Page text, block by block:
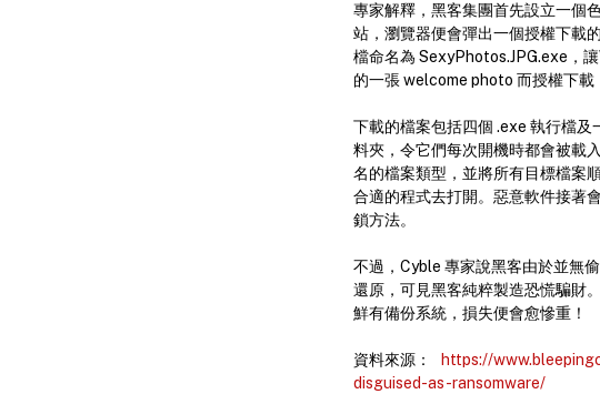
專家解釋，黑客集團首先設立一個
站，瀏覽器便會彈出一個授權下載
檔命名為 SexyPhotos.JPG.exe，
的一張 welcome photo 而授權下載
下載的檔案包括四個 .exe 執行檔
料夾，令它們每次開機時都會被載
名的檔案類型，並將所有目標檔案
合適的程式去打開。惡意軟件接著
鎖方法。
不過，Cyble 專家說黑客由於並無
還原，可見黑客純粹製造恐慌騙財
鮮有備份系統，損失便會愈慘重！
資料來源：
https://
disguised-as-ransomware/